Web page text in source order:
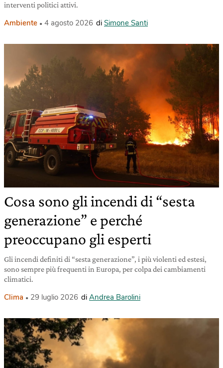
interventi politici attivi.
Ambiente 4 agosto 2026 di Simone Santi
Cosa sono gli incendi di “sesta
generazione” e perché
preoccupano gli esperti
Gli incendi definiti di “sesta generazione”, i più violenti ed estesi,
sono sempre più frequenti in Europa, per colpa dei cambiamenti
climatici.
Clima 29 luglio 2026 di Andrea Barolini